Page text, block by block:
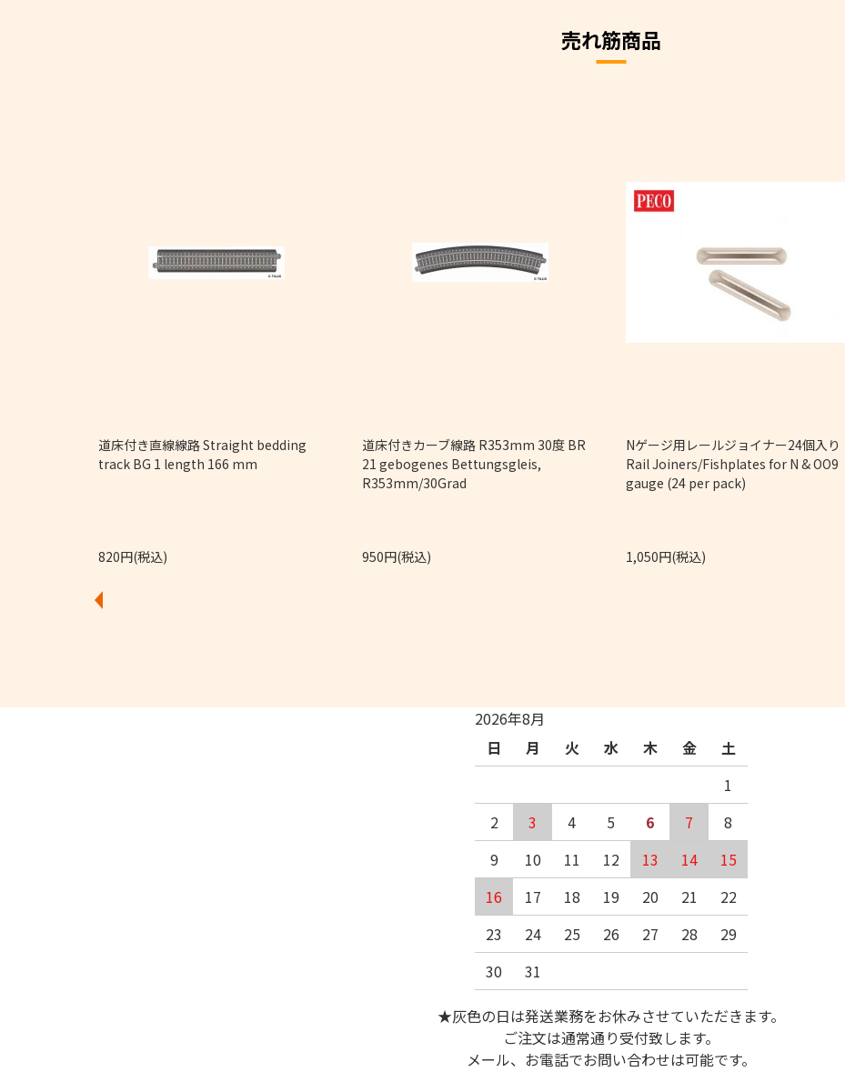
売れ筋商品
道床付き直線線路 Straight bedding
track BG 1 length 166 mm
820円(税込)
道床付きカーブ線路 R353mm 30度 BR
21 gebogenes Bettungsgleis,
R353mm/30Grad
950円(税込)
Nゲージ用レールジョイナー24個入り
Rail Joiners/Fishplates for N & OO9
gauge (24 per pack)
1,050円(税込)
2026年8月
日
月 火 水 木 金
土
1
2
3 4 5 6 7
8
9
10 11 12 13 14
15
16
17 18 19 20 21
22
23
24 25 26 27 28
29
30
31
★灰色の日は発送業務をお休みさせていただきます。
ご注文は通常通り受付致します。
メール、お電話でお問い合わせは可能です。